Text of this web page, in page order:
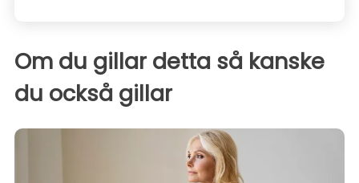
Om du gillar detta så kanske
du också gillar